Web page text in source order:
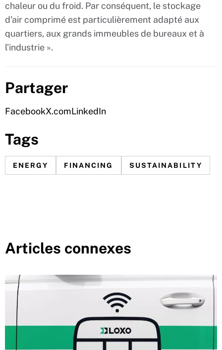
chaleur ou du froid. Par conséquent, le stockage
d’air comprimé est particulièrement adapté aux
quartiers, aux grands immeubles de bureaux et à
l’industrie ».
Partager
FacebookX.comLinkedIn
Tags
ENERGY FINANCING SUSTAINABILITY
Articles connexes